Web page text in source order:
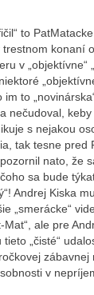
to
konaní
v „objektívne“
to
nečudoval,
s nejakou
tak tesne pred
nato, že
sa bude
Andrej Kiska
„smerácke“
ale pre
„čisté“
zábavnej
v